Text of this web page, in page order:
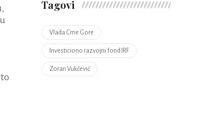
Tagovi
Vlada Crne Gore
Investiciono razvojni fond IRF
Zoran Vukčević